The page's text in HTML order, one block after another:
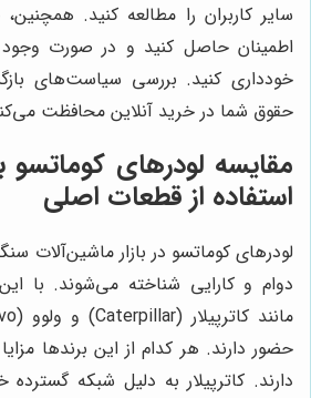
سایر کاربران را مطالعه کنید.
اطمینان حاصل کنید و در صورت وجود
خودداری کنید. بررسی سیاست‌های
حقوق شما در خرید آنلاین محافظت
مقایسه لودرهای کوماتسو
استفاده از قطعات اصلی
لودرهای کوماتسو در بازار ماشین‌آلات
دوام و کارایی شناخته می‌شوند. با
حضور دارند. هر کدام از این برندها
دارند. کاترپیلار به دلیل شبکه